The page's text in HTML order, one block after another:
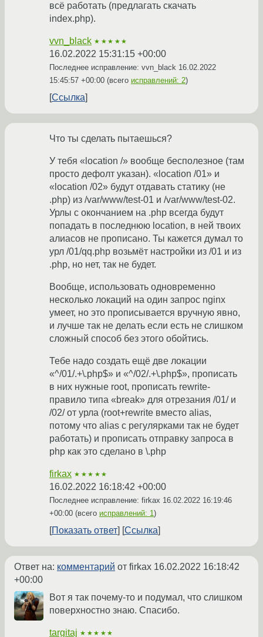
всё работать (предлагать скачать
index.php).
vvn_black ★★★★★
16.02.2022 15:31:15 +00:00
Последнее исправление: vvn_black 16.02.2022
15:45:57 +00:00 (всего исправлений: 2)
Ссылка
Что ты сделать пытаешься?
У тебя «location /» вообще бесполезное (там
просто дефолт указан). «location /01» и
«location /02» будут отдавать статику (не
.php) из /var/www/test-01 и /var/www/test-02.
Урлы с окончанием на .php всегда будут
попадать в последнюю location, в ней твоих
алиасов не прописано. Ты кажется думал то
урл /01/qq.php возьмёт настройки из /01 и из
.php, но нет, так не будет.
Вообще, использовать одновременно
несколько локаций на один запрос nginx
умеет, но это прописывается вручную явно,
и лучше так не делать если есть не слишком
сложный способ без этого обойтись.
Тебе надо создать ещё две локации
«^/01/.+\.php$» и «^/02/.+\.php$», прописать
в них нужные root, прописать rewrite-
правило типа «break» для отрезания /01/ и
/02/ от урла (root+rewrite вместо alias,
потому что alias с регулярками так не будет
работать) и прописать отправку запроса в
php как это сделано в \.php
firkax ★★★★★
16.02.2022 16:18:42 +00:00
Последнее исправление: firkax 16.02.2022 16:19:46
+00:00 (всего исправлений: 1)
Показать ответ Ссылка
Ответ на: комментарий от firkax 16.02.2022 16:18:42
+00:00
Вот я так почему-то и подумал, что слишком
поверхностно знаю. Спасибо.
targitaj ★★★★★